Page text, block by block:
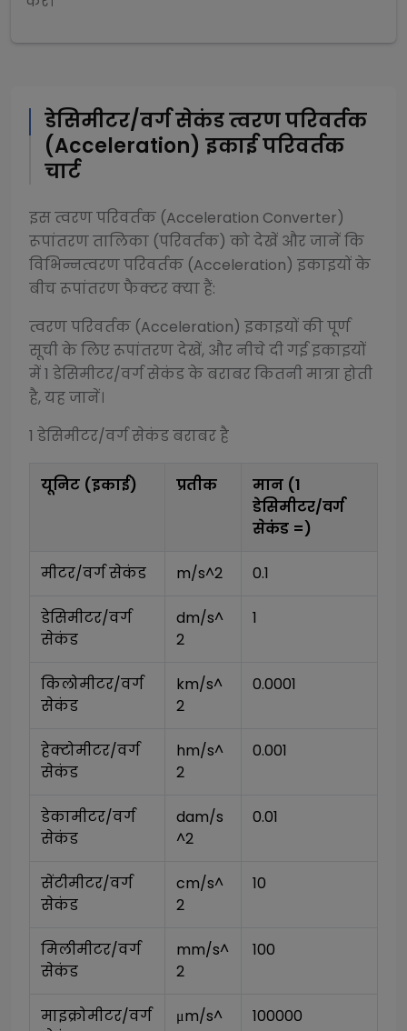
डेसिमीटर/वर्ग सेकंडत्वरण परिवर्तक
(Acceleration) इकाई परिवर्तक
चार्ट
इसत्वरण परिवर्तक (Acceleration Converter)
रूपांतरण तालिका (परिवर्तक) को देखें और जानें कि
विभिन्नत्वरण परिवर्तक (Acceleration) इकाइयों के
बीच रूपांतरण फैक्टर क्या हैं:
त्वरण परिवर्तक (Acceleration) इकाइयों की पूर्ण
सूची के लिए रूपांतरण देखें, और नीचे दी गई इकाइयों
में 1 डेसिमीटर/वर्ग सेकंडके बराबर कितनी मात्रा होती
है, यह जानें।
1 डेसिमीटर/वर्ग सेकंडबराबर है
यूनिट (इकाई) प्रतीक
मान (1
डेसिमीटर/वर्ग
सेकंड =)
मीटर/वर्ग सेकंड m/s^2 0.1
डेसिमीटर/वर्ग
सेकंड
dm/s^
2
1
किलोमीटर/वर्ग
सेकंड
km/s^
2
0.0001
हेक्टोमीटर/वर्ग
सेकंड
hm/s^
2
0.001
डेकामीटर/वर्ग
सेकंड
dam/s
^2
0.01
सेंटीमीटर/वर्ग
सेकंड
cm/s^
2
10
मिलीमीटर/वर्ग
सेकंड
mm/s^
2
100
माइक्रोमीटर/वर्ग
μm/s^
100000